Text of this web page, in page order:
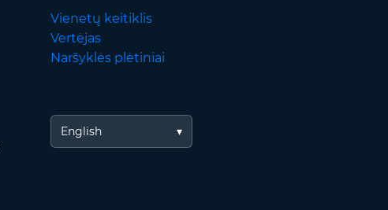
Vienetų keitiklis
Vertėjas
Naršyklės plėtiniai
English